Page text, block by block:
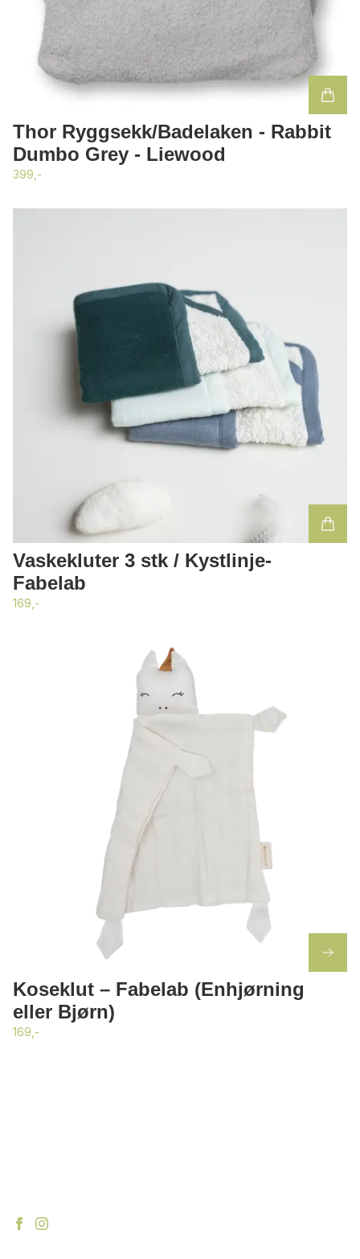
Thor Ryggsekk/Badelaken - Rabbit
Dumbo Grey - Liewood
399,-
Vaskekluter 3 stk / Kystlinje-
Fabelab
169,-
Koseklut – Fabelab (Enhjørning
eller Bjørn)
169,-